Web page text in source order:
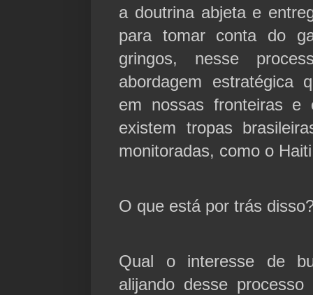
a doutrina abjeta e
para tomar conta do
gringos, nesse
abordagem estratégica
em nossas fronteiras
existem tropas
monitoradas, como o
O que está por trás
Qual o interesse de
alijando desse